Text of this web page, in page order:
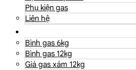
Phụ kiện gas
Liên hệ
Bình gas 6kg
Bình gas 12kg
Giá gas xám 12kg